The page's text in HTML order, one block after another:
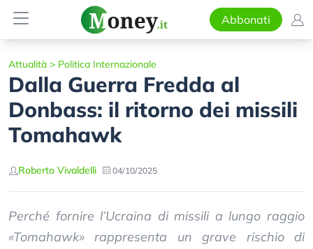
Abbonati
Attualità > Politica Internazionale
Dalla Guerra Fredda al
Donbass: il ritorno dei missili
Tomahawk
Roberto Vivaldelli 04/10/2025
Perché fornire l’Ucraina di missili a lungo raggio
«Tomahawk» rappresenta un grave rischio di